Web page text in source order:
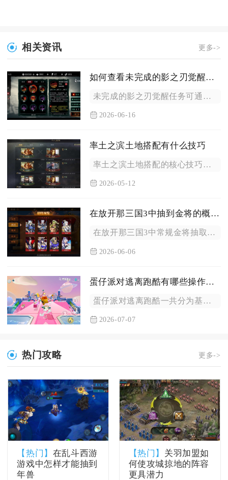
相关资讯 更多->
如何查看未完成的影之刃觉醒任务
未完成的影之刃觉醒任务可通过游戏内任务面板、角色觉醒界面及副...
2026-06-16
率土之滨土地搭配有什么技巧
率土之滨土地搭配的核心技巧是围绕资源需求、兵种克制、领地扩张...
2026-05-12
在放开那三国3中抽到金将的概率有多大
在放开那三国3中常规金将抽取基础综合概率约为1.2%-1.8...
2026-06-06
蛋仔派对逃离跑酷有哪些操作方式
蛋仔派对逃离跑酷一共分为基础摇杆移动、跳跃类操作、滚动冲刺、...
2026-07-07
热门攻略 更多->
【热门】 在乱斗西游
游戏中怎样才能抽到
年兽
【热门】 关羽加盟如
何使攻城掠地的阵容
更具潜力